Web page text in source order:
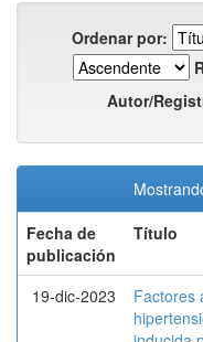
Ordenar por:
Autor/
Fecha de
publicación
Título
19-dic-2023
Factores